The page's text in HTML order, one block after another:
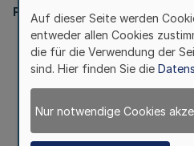
Finanzministerium
des
Anwendung des § 5
RdErl. d.
Auf dieser Seite werden
entweder allen Cookies
die für die Verwendung der
sind. Hier finden Sie die
Nur notwendige Cookies